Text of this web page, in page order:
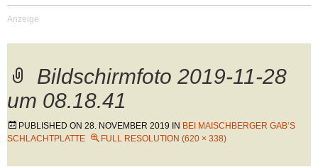
Bildschirmfoto 2019-11-28
um 08.18.41
PUBLISHED ON 28. NOVEMBER 2019 IN BEI MAISCHBERGER GAB‘S
SCHLACHTPLATTE
FULL RESOLUTION (620 × 338)